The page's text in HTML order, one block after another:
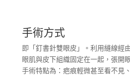
手術方式
即「釘書針雙眼皮」。利用縫線經
眼肌與皮下組織固定在一起，張開
手術特點為：疤痕輕微甚至看不見